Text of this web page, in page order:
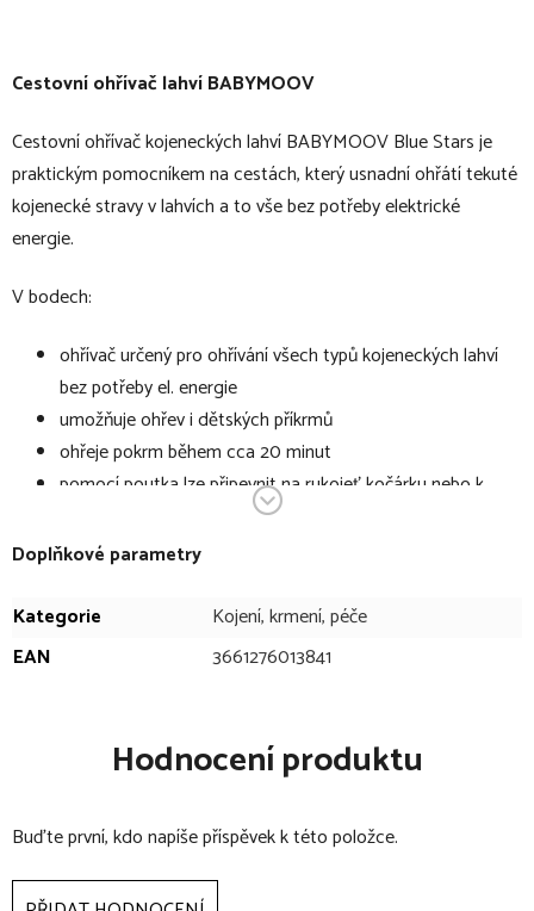
Cestovní ohřívač lahví BABYMOOV
Cestovní ohřívač kojeneckých lahví BABYMOOV Blue Stars je
praktickým pomocníkem na cestách, který usnadní ohřátí tekuté
kojenecké stravy v lahvích a to vše bez potřeby elektrické
energie.
V bodech:
ohřívač určený pro ohřívání všech typů kojeneckých lahví
bez potřeby el. energie
umožňuje ohřev i dětských příkrmů
ohřeje pokrm během cca 20 minut
pomocí poutka lze připevnit na rukojeť kočárku nebo k
velmi snadná obsluha - ohřev se aktivuje zkroucením plíšku,
ideální na cestování
materiál: termoobal - neopren s vnitřní izotermickou
Doplňkové parametry
Kategorie
Kojení, krmení, péče
EAN
3661276013841
Hodnocení produktu
Buďte první, kdo napíše příspěvek k této položce.